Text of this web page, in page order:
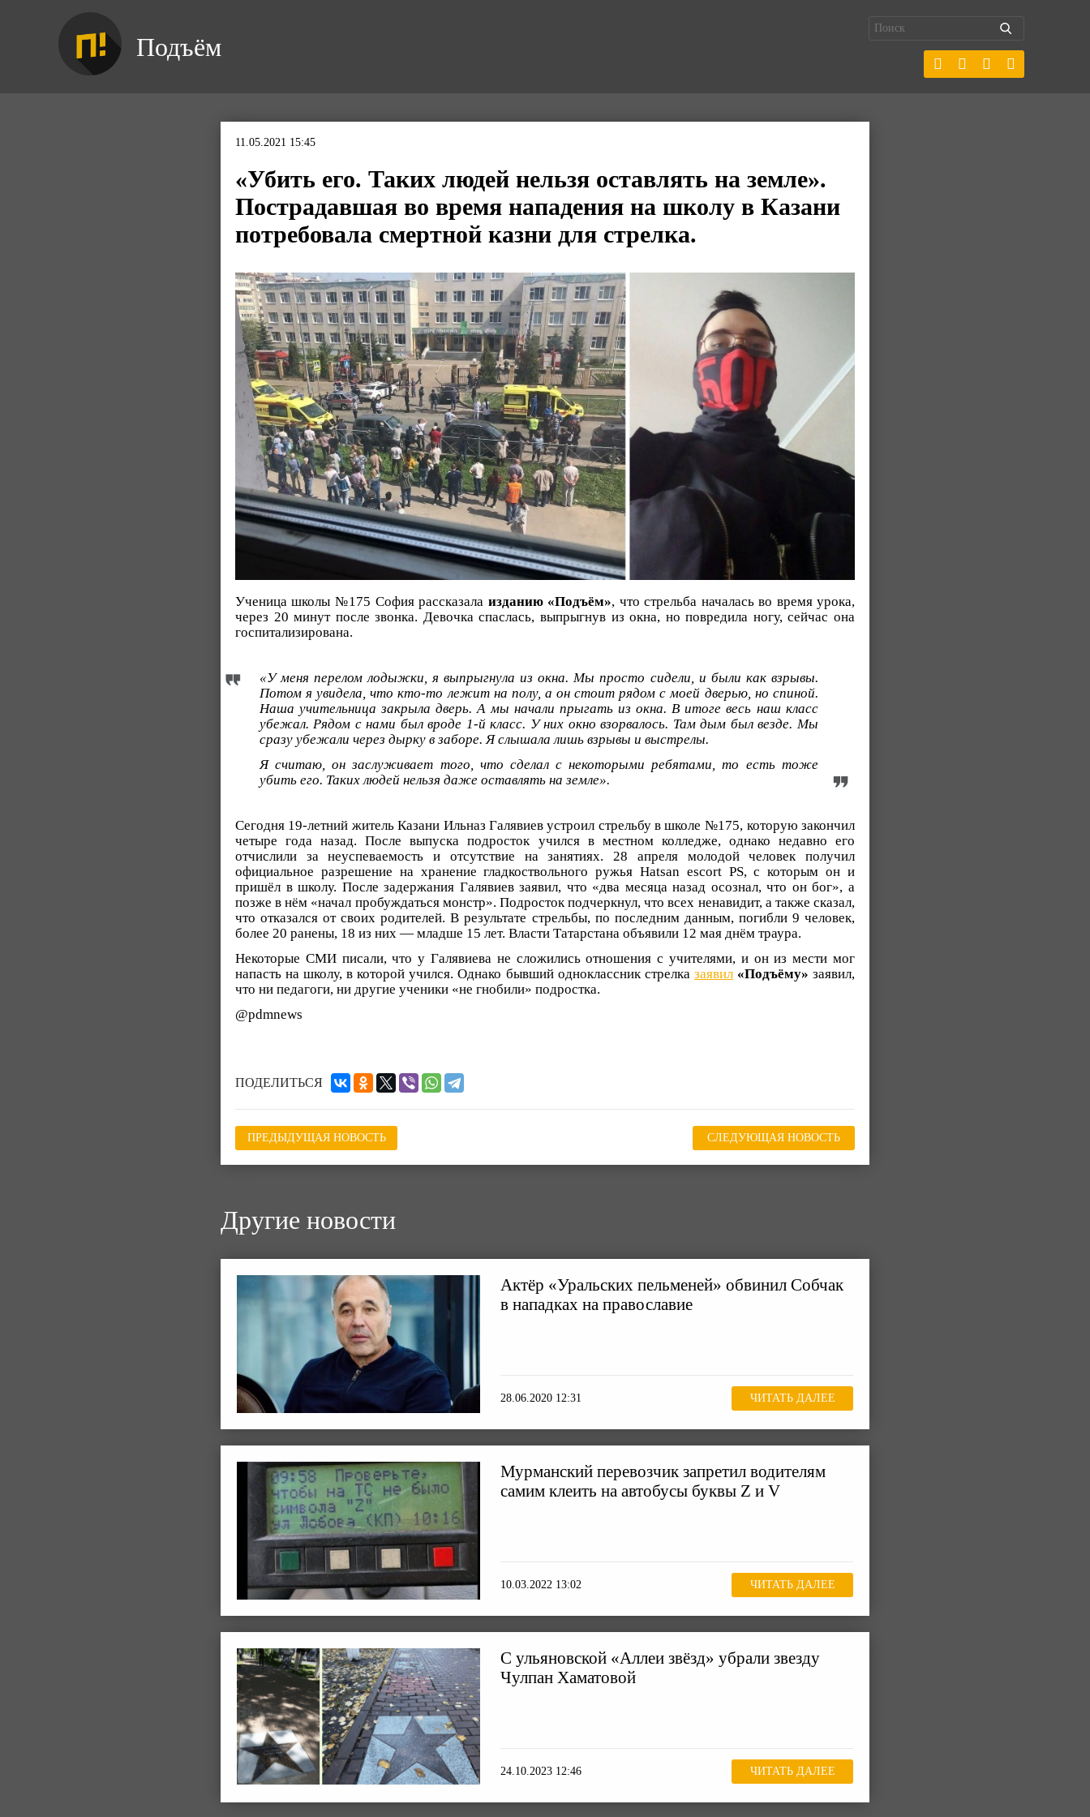
Подъём
11.05.2021 15:45
«Убить его. Таких людей нельзя оставлять на земле».
Пострадавшая во время нападения на школу в Казани
потребовала смертной казни для стрелка.
Ученица школы №175 София рассказала изданию «Подъём», что стрельба началась во время урока,
через 20 минут после звонка. Девочка спаслась, выпрыгнув из окна, но повредила ногу, сейчас она
госпитализирована.
«У меня перелом лодыжки, я выпрыгнула из окна. Мы просто сидели, и были как взрывы.
Потом я увидела, что кто-то лежит на полу, а он стоит рядом с моей дверью, но спиной.
Наша учительница закрыла дверь. А мы начали прыгать из окна. В итоге весь наш класс
убежал. Рядом с нами был вроде 1-й класс. У них окно взорвалось. Там дым был везде. Мы
сразу убежали через дырку в заборе. Я слышала лишь взрывы и выстрелы.
Я считаю, он заслуживает того, что сделал с некоторыми ребятами, то есть тоже
убить его. Таких людей нельзя даже оставлять на земле».
Сегодня 19-летний житель Казани Ильназ Галявиев устроил стрельбу в школе №175, которую закончил
четыре года назад. После выпуска подросток учился в местном колледже, однако недавно его
отчислили за неуспеваемость и отсутствие на занятиях. 28 апреля молодой человек получил
официальное разрешение на хранение гладкоствольного ружья Hatsan escort PS, с которым он и
пришёл в школу. После задержания Галявиев заявил, что «два месяца назад осознал, что он бог», а
позже в нём «начал пробуждаться монстр». Подросток подчеркнул, что всех ненавидит, а также сказал,
что отказался от своих родителей. В результате стрельбы, по последним данным, погибли 9 человек,
более 20 ранены, 18 из них — младше 15 лет. Власти Татарстана объявили 12 мая днём траура.
Некоторые СМИ писали, что у Галявиева не сложились отношения с учителями, и он из мести мог
напасть на школу, в которой учился. Однако бывший одноклассник стрелка заявил «Подъёму» заявил,
что ни педагоги, ни другие ученики «не гнобили» подростка.
@pdmnews
ПОДЕЛИТЬСЯ
ПРЕДЫДУЩАЯ НОВОСТЬ СЛЕДУЮЩАЯ НОВОСТЬ
Другие новости
Актёр «Уральских пельменей» обвинил Собчак
в нападках на православие
28.06.2020 12:31 ЧИТАТЬ ДАЛЕЕ
Мурманский перевозчик запретил водителям
самим клеить на автобусы буквы Z и V
10.03.2022 13:02 ЧИТАТЬ ДАЛЕЕ
С ульяновской «Аллеи звёзд» убрали звезду
Чулпан Хаматовой
24.10.2023 12:46 ЧИТАТЬ ДАЛЕЕ